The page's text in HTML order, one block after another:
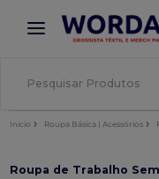
× App Wordans
Melhores preços
Início Roupa Básica | Acessórios
Roupa de Trabalho